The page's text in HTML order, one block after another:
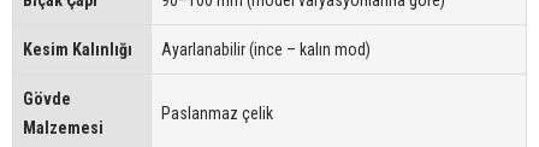
Kesim Kalınlığı Ayarlanabilir (ince – kalın mod)
Gövde
Malzemesi
Paslanmaz çelik